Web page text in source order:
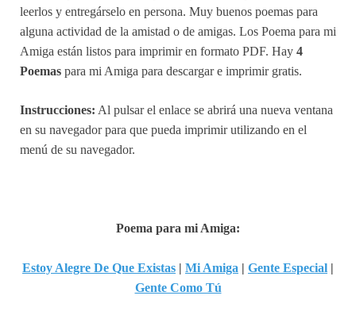
leerlos y entregárselo en persona. Muy buenos poemas para
alguna actividad de la amistad o de amigas. Los Poema para mi
Amiga están listos para imprimir en formato PDF. Hay 4
Poemas para mi Amiga para descargar e imprimir gratis.
Instrucciones: Al pulsar el enlace se abrirá una nueva ventana
en su navegador para que pueda imprimir utilizando en el
menú de su navegador.
Poema para mi Amiga:
Estoy Alegre De Que Existas | Mi Amiga | Gente Especial |
Gente Como Tú